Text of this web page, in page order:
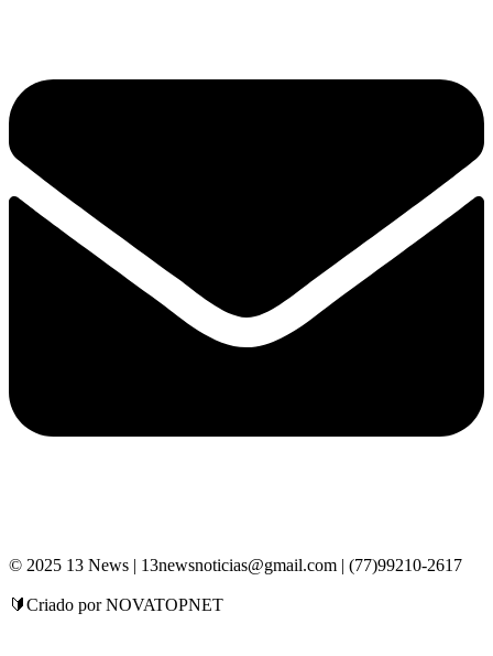
© 2025 13 News | 13newsnoticias@gmail.com | (77)99210-2617
🔰Criado por NOVATOPNET